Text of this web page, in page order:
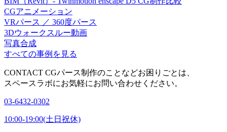
CGアニメーション
VRパース ／ 360度パース
3Dウォークスルー動画
写真合成
すべての事例を見る
CONTACT CGパース制作のことなどお困りごとは、
スペースラボにお気軽にお問い合わせください。
03-6432-0302
10:00-19:00(土日祝休)